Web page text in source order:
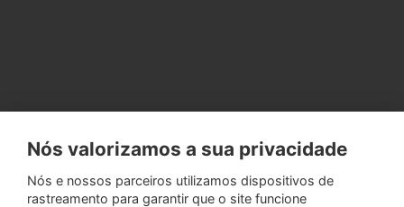
Nós valorizamos a sua privacidade
Nós e nossos parceiros utilizamos dispositivos de
rastreamento para garantir que o site funcione